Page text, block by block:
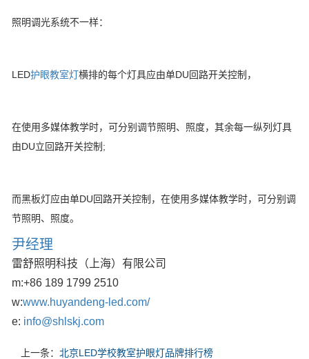
照明调光系统不一样：
LED护眼教室灯横排的每个灯具应由单DU回路开关控制，
在使用多媒体教学时，可分别调节照明、照度，其余每一纵列灯具
由DU立回路开关控制;
而黑板灯应由单DU回路开关控制，在使用多媒体教学时，可分别调
节照明、照度。
尹经理
雷舒照明科技（上海）有限公司
m:+86 189 1799 2510
w:www.huyandeng-led.com/
e: info@shlskj.com
上一条： 北京LED学校教室护眼灯品牌排行榜